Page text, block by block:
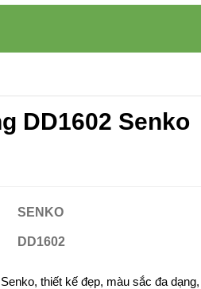
DD1602 Senko
SENKO
DD1602
thiết kế đẹp, màu sắc đa